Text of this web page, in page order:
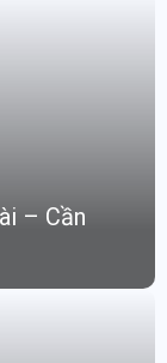
– Cần